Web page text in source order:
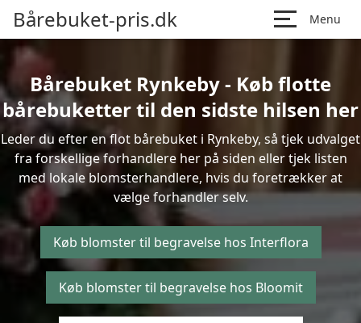
Bårebuket-pris.dk Menu
Bårebuket Rynkeby - Køb flotte
bårebuketter til den sidste hilsen her
Leder du efter en flot bårebuket i Rynkeby, så tjek udvalget
fra forskellige forhandlere her på siden eller tjek listen
med lokale blomsterhandlere, hvis du foretrækker at
vælge forhandler selv.
Køb blomster til begravelse hos Interflora
Køb blomster til begravelse hos Bloomit